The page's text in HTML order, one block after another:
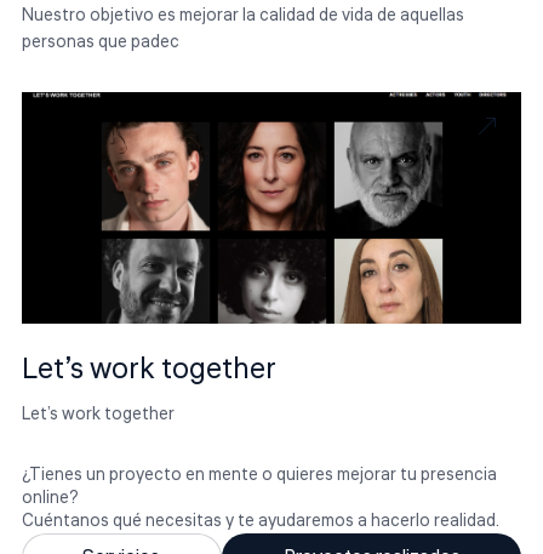
Nuestro objetivo es mejorar la calidad de vida de aquellas
personas que padec
Let’s work together
Let’s work together
¿Tienes un proyecto en mente o quieres mejorar tu presencia
online?
Cuéntanos qué necesitas y te ayudaremos a hacerlo realidad.